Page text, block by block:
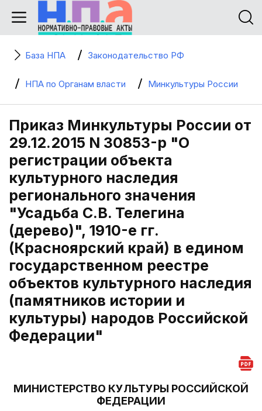
База НПА Законодательство РФ
НПА по Органам власти Минкультуры России
Приказ Минкультуры России от
29.12.2015 N 30853-р "О
регистрации объекта
культурного наследия
регионального значения
"Усадьба С.В. Телегина
(дерево)", 1910-е гг.
(Красноярский край) в едином
государственном реестре
объектов культурного наследия
(памятников истории и
культуры) народов Российской
Федерации"
МИНИСТЕРСТВО КУЛЬТУРЫ РОССИЙСКОЙ
ФЕДЕРАЦИИ